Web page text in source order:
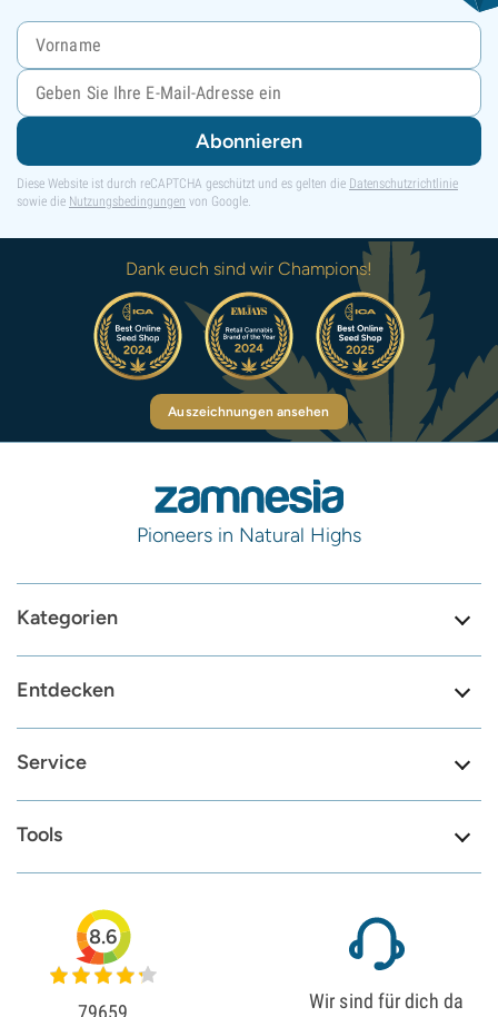
Abonnieren
Diese Website ist durch reCAPTCHA geschützt und es gelten die Datenschutzrichtlinie
sowie die Nutzungsbedingungen von Google.
Dank euch sind wir Champions!
Auszeichnungen ansehen
Pioneers in Natural Highs
Kategorien
Entdecken
Service
Tools
8.6
79659 Wir sind für dich da